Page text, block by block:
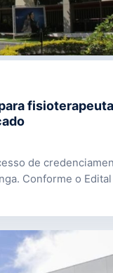
de
Conforme o Edital